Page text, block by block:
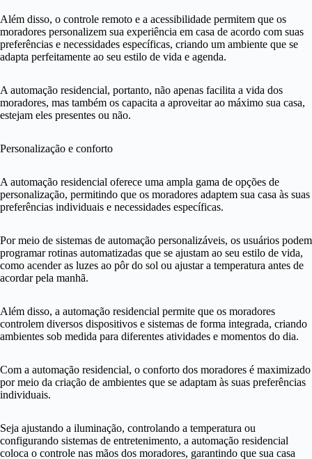
Além disso, o controle remoto e a acessibilidade permitem que os
moradores personalizem sua experiência em casa de acordo com suas
preferências e necessidades específicas, criando um ambiente que se
adapta perfeitamente ao seu estilo de vida e agenda.
A automação residencial, portanto, não apenas facilita a vida dos
moradores, mas também os capacita a aproveitar ao máximo sua casa,
estejam eles presentes ou não.
Personalização e conforto
A automação residencial oferece uma ampla gama de opções de
personalização, permitindo que os moradores adaptem sua casa às suas
preferências individuais e necessidades específicas.
Por meio de sistemas de automação personalizáveis, os usuários podem
programar rotinas automatizadas que se ajustam ao seu estilo de vida,
como acender as luzes ao pôr do sol ou ajustar a temperatura antes de
acordar pela manhã.
Além disso, a automação residencial permite que os moradores
controlem diversos dispositivos e sistemas de forma integrada, criando
ambientes sob medida para diferentes atividades e momentos do dia.
Com a automação residencial, o conforto dos moradores é maximizado
por meio da criação de ambientes que se adaptam às suas preferências
individuais.
Seja ajustando a iluminação, controlando a temperatura ou
configurando sistemas de entretenimento, a automação residencial
coloca o controle nas mãos dos moradores, garantindo que sua casa